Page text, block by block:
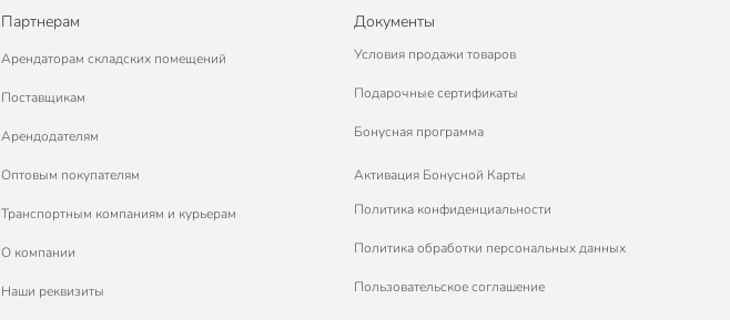
Партнерам
Арендаторам складских помещений
Поставщикам
Арендодателям
Оптовым покупателям
Транспортным компаниям и курьерам
О компании
Наши реквизиты
Документы
Условия продажи товаров
Подарочные сертификаты
Бонусная программа
Активация Бонусной Карты
Политика конфиденциальности
Политика обработки персональных данных
Пользовательское соглашение